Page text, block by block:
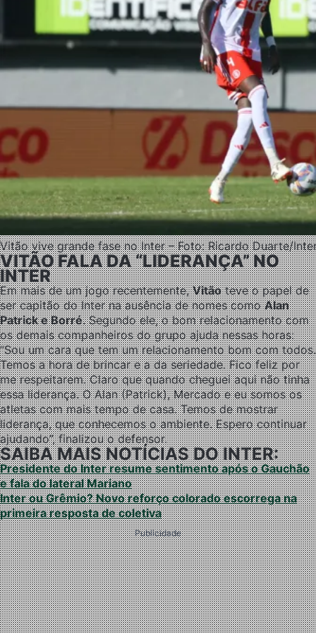
Vitão vive grande fase no Inter – Foto: Ricardo Duarte/
VITÃO FALA DA “LIDERANÇA” NO
INTER
Em mais de um jogo recentemente,Vitãoteve o papel de
ser capitão do Inter na ausência de nomes comoAlan
Patrick e Borré. Segundo ele, o bom relacionamento com
os demais companheiros do grupo ajuda nessas horas:
“Sou um cara que tem um relacionamento bom com todos.
Temos a hora de brincar e a da seriedade. Fico feliz por
me respeitarem. Claro que quando cheguei aqui não tinha
essa liderança. O Alan (Patrick), Mercado e eu somos os
atletas com mais tempo de casa. Temos de mostrar
liderança, que conhecemos o ambiente. Espero continuar
ajudando”, finalizou o defensor.
SAIBA MAIS NOTÍCIAS DO INTER:
Presidente do Inter resume sentimento após o Gauchão
e fala do lateral Mariano
Inter ou Grêmio? Novo reforço colorado escorrega na
primeira resposta de coletiva
Publicidade